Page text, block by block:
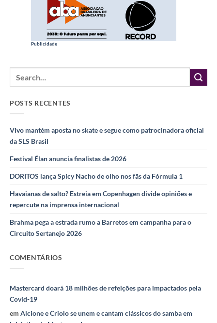
Publicidade
POSTS RECENTES
Vivo mantém aposta no skate e segue como patrocinadora oficial
da SLS Brasil
Festival Élan anuncia finalistas de 2026
DORITOS lança Spicy Nacho de olho nos fãs da Fórmula 1
Havaianas de salto? Estreia em Copenhagen divide opiniões e
repercute na imprensa internacional
Brahma pega a estrada rumo a Barretos em campanha para o
Circuito Sertanejo 2026
COMENTÁRIOS
Mastercard doará 18 milhões de refeições para impactados pela
Covid-19
em Alcione e Criolo se unem e cantam clássicos do samba em